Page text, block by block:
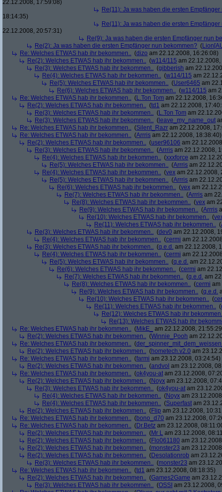
22.12.2008, 17:59:08)
Re(11): Ja was haben die ersten
18:14:35)
Re(11): Ja was haben die ersten
22.12.2008, 20:57:31)
Re(9): Ja was haben die ersten Empfänger nun
Re(2): Ja was haben die ersten Empfänger nun bekommen? (
Re: Welches ETWAS hab ihr bekommen.. (dizo am 22.12.2008, 16:26:08)
Re(2): Welches ETWAS hab ihr bekommen.. (w114/115 am
Re(3): Welches ETWAS hab ihr bekommen.. (gibberish am
Re(4): Welches ETWAS hab ihr bekommen.. (w114/115 am
Re(5): Welches ETWAS hab ihr bekommen.. (User6465 am
Re(6): Welches ETWAS hab ihr bekommen.. (w114/115 am
Re: Welches ETWAS hab ihr bekommen.. (L.Ton Tom am 22.12.2008,
Re(2): Welches ETWAS hab ihr bekommen.. (td1 am 22.12.2008,
Re(3): Welches ETWAS hab ihr bekommen.. (L.Ton Tom am
Re(3): Welches ETWAS hab ihr bekommen.. ( leave_my_name_out
Re: Welches ETWAS hab ihr bekommen.. (Silent_Razr am 22.12.2008,
Re: Welches ETWAS hab ihr bekommen.. (Arrris am 22.12.2008, 18:38:40)
Re(2): Welches ETWAS hab ihr bekommen.. (user96106 am
Re(3): Welches ETWAS hab ihr bekommen.. (Arrris am 22.12.2008,
Re(4): Welches ETWAS hab ihr bekommen.. (xxxforce am
Re(5): Welches ETWAS hab ihr bekommen.. (Arrris am
Re(4): Welches ETWAS hab ihr bekommen.. (vex am 22.12.2008,
Re(5): Welches ETWAS hab ihr bekommen.. (Arrris am
Re(6): Welches ETWAS hab ihr bekommen.. (vex am
Re(7): Welches ETWAS hab ihr bekommen.. (Arrris am
Re(8): Welches ETWAS hab ihr bekommen.. (vex am
Re(9): Welches ETWAS hab ihr bekommen.. (Arrris
Re(10): Welches ETWAS hab ihr bekommen.. (
Re(11): Welches ETWAS hab ihr bekommen.. (
Re(3): Welches ETWAS hab ihr bekommen.. (dev0 am 22.12.2008,
Re(4): Welches ETWAS hab ihr bekommen.. (cermi am
Re(3): Welches ETWAS hab ihr bekommen.. (q.e.d. am 22.12.2008,
Re(4): Welches ETWAS hab ihr bekommen.. (cermi am
Re(5): Welches ETWAS hab ihr bekommen.. (q.e.d. am
Re(6): Welches ETWAS hab ihr bekommen.. (cermi am
Re(7): Welches ETWAS hab ihr bekommen.. (q.e.d. am
Re(8): Welches ETWAS hab ihr bekommen.. (cermi am
Re(9): Welches ETWAS hab ihr bekommen.. (q.e.d.
Re(10): Welches ETWAS hab ihr bekommen.. (
Re(11): Welches ETWAS hab ihr bekommen.. (
Re(12): Welches ETWAS hab ihr
Re(13): Welches ETWAS hab ihr
Re: Welches ETWAS hab ihr bekommen.. (MikE_
am 22.12.2008,
Re(2): Welches ETWAS hab ihr bekommen.. (Winnie_Pooh am
Re: Welches ETWAS hab ihr bekommen.. (
Re(2): Welches ETWAS hab ihr bekommen.. (hometech.v2.0 am
Re: Welches ETWAS hab ihr bekommen.. (farmi am 23.12.2008, 03:24:54)
Re(2): Welches ETWAS hab ihr bekommen.. (andvol am 23.12.2008,
Re: Welches ETWAS hab ihr bekommen.. (ok4you-at am 23.12.2008,
Re(2): Welches ETWAS hab ihr bekommen.. (Noyx am 23.12.2008,
Re(3): Welches ETWAS hab ihr bekommen.. (ok4you-at am
Re(4): Welches ETWAS hab ihr bekommen.. (Noyx am
Re(4): Welches ETWAS hab ihr bekommen.. (Superfast am
Re(2): Welches ETWAS hab ihr bekommen.. (Flip am 23.12.2008,
Re: Welches ETWAS hab ihr bekommen.. (bono_d70 am 23.12.2008,
Re: Welches ETWAS hab ihr bekommen.. (Dr.Betz am 23.12.2008,
Re(2): Welches ETWAS hab ihr bekommen.. (Mr L am 23.12.2008,
Re(2): Welches ETWAS hab ihr bekommen.. (Flo061180 am
Re(2): Welches ETWAS hab ihr bekommen.. (monster23 am
Re(2): Welches ETWAS hab ihr bekommen.. (Desolationrob am
Re(3): Welches ETWAS hab ihr bekommen.. (monster23 am
Re: Welches ETWAS hab ihr bekommen.. (td1 am 23.12.2008, 08:18:35)
Re(2): Welches ETWAS hab ihr bekommen.. (Games2Game am
Re(3): Welches ETWAS hab ihr bekommen.. (OSSI am 23.12.2008,